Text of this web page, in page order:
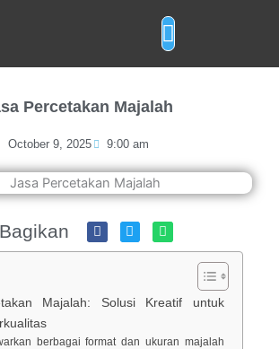
Percetakan Majalah
October 9, 2025 9:00 am
Bagikan
Majalah: Solusi Kreatif untuk
berbagai format dan ukuran majalah